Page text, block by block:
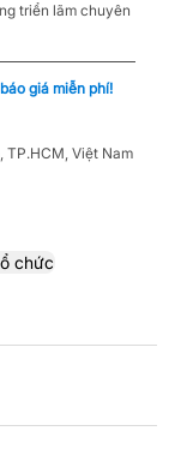
triển lãm chuyên
giá miễn phí!
TP.HCM, Việt Nam
chức